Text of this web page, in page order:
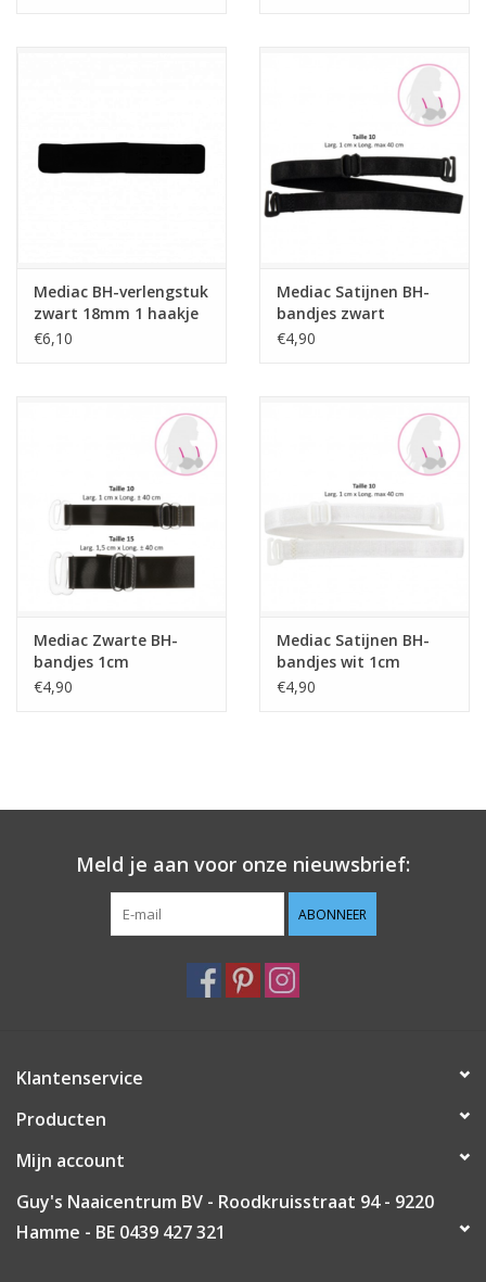
Mediac BH-verlengstuk
zwart 18mm 1 haakje
€6,10
Mediac Satijnen BH-
bandjes zwart
€4,90
Mediac Zwarte BH-
bandjes 1cm
€4,90
Mediac Satijnen BH-
bandjes wit 1cm
€4,90
Meld je aan voor onze nieuwsbrief:
ABONNEER
Klantenservice
Producten
Mijn account
Guy's Naaicentrum BV - Roodkruisstraat 94 - 9220
Hamme - BE 0439 427 321